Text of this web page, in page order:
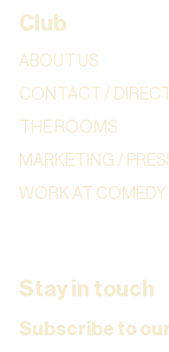
Club
ABOUT US
CONTACT /
THE ROOMS
MARKETING /
WORK AT COMEDY
Stay in touch
Subscribe to